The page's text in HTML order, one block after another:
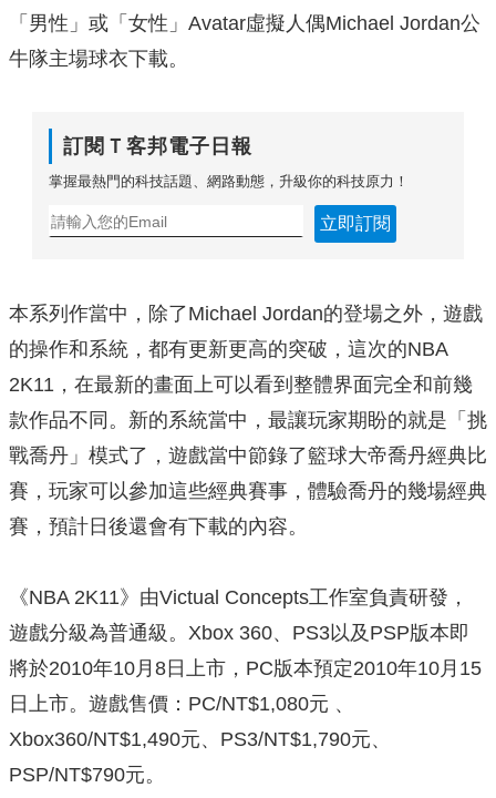
「男性」或「女性」Avatar虛擬人偶Michael Jordan公
牛隊主場球衣下載。
訂閱Ｔ客邦電子日報
掌握最熱門的科技話題、網路動態，升級你的科技原力！
立即訂閱
本系列作當中，除了Michael Jordan的登場之外，遊戲
的操作和系統，都有更新更高的突破，這次的NBA
2K11，在最新的畫面上可以看到整體界面完全和前幾
款作品不同。新的系統當中，最讓玩家期盼的就是「挑
戰喬丹」模式了，遊戲當中節錄了籃球大帝喬丹經典比
賽，玩家可以參加這些經典賽事，體驗喬丹的幾場經典
賽，預計日後還會有下載的內容。
《NBA 2K11》由Victual Concepts工作室負責研發，
遊戲分級為普通級。Xbox 360、PS3以及PSP版本即
將於2010年10月8日上市，PC版本預定2010年10月15
日上市。遊戲售價：PC/NT$1,080元 、
Xbox360/NT$1,490元、PS3/NT$1,790元、
PSP/NT$790元。